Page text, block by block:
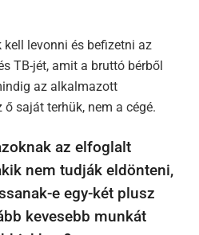
levonni és befizetni az
TB-jét, amit a bruttó bérből
az alkalmazott
saját terhük, nem a cégé.
az elfoglalt
nem tudják eldönteni,
e egy-két plusz
kevesebb munkát